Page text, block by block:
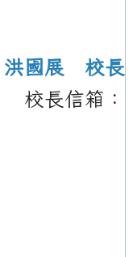
洪國展 校長
校長信箱：